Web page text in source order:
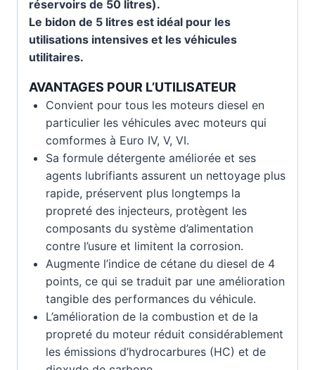
réservoirs de 50 litres).
Le bidon de 5 litres est idéal pour les
utilisations intensives et les véhicules
utilitaires.
AVANTAGES POUR L’UTILISATEUR
Convient pour tous les moteurs diesel en
particulier les véhicules avec moteurs qui
comformes à Euro IV, V, VI.
Sa formule détergente améliorée et ses
agents lubrifiants assurent un nettoyage plus
rapide, préservent plus longtemps la
propreté des injecteurs, protègent les
composants du système d’alimentation
contre l’usure et limitent la corrosion.
Augmente l’indice de cétane du diesel de 4
points, ce qui se traduit par une amélioration
tangible des performances du véhicule.
L’amélioration de la combustion et de la
propreté du moteur réduit considérablement
les émissions d’hydrocarbures (HC) et de